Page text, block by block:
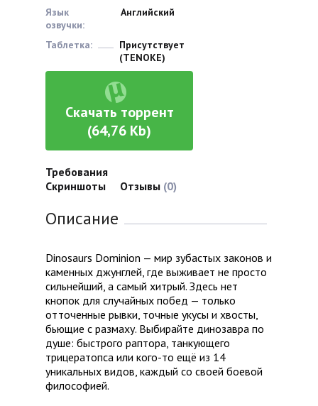
Язык
озвучки:
Английский
Таблетка:
Присутствует
(TENOKE)
Скачать торрент
(64,76 Kb)
Требования
Скриншоты
Отзывы (0)
Описание
Dinosaurs Dominion — мир зубастых законов и
каменных джунглей, где выживает не просто
сильнейший, а самый хитрый. Здесь нет
кнопок для случайных побед — только
отточенные рывки, точные укусы и хвосты,
бьющие с размаху. Выбирайте динозавра по
душе: быстрого раптора, танкующего
трицератопса или кого-то ещё из 14
уникальных видов, каждый со своей боевой
философией.